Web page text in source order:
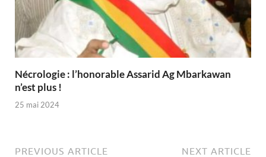
Nécrologie : l’honorable Assarid Ag Mbarkawan
n’est plus !
25 mai 2024
PREVIOUS ARTICLE NEXT ARTICLE